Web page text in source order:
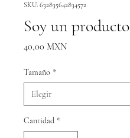
SKU: 632835642834572
Soy un producto
40,00 MXN
Tamaño *
Cantidad *